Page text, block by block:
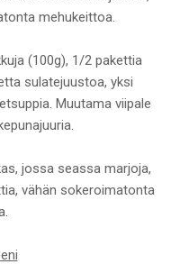
mehukeittoa.
(100g), 1/2 pakettia
sulatejuustoa, yksi
Muutama viipale
jossa seassa marjoja,
vähän sokeroimatonta